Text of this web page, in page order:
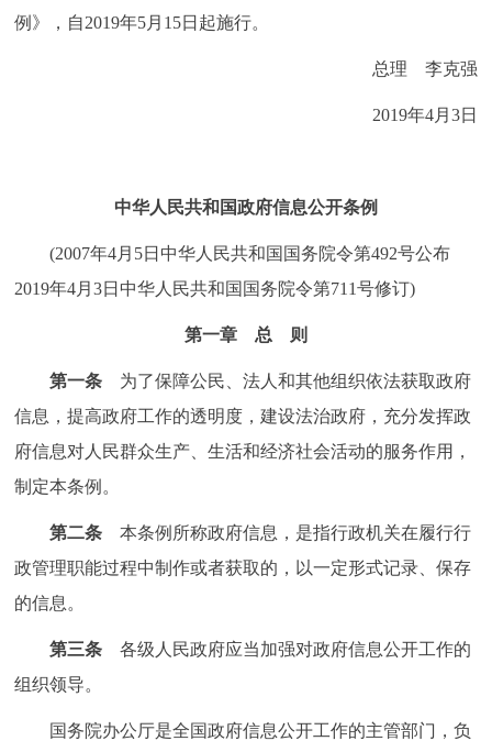
利企服务
12345网上接诉即办 我要咨询
参与调查 在线访谈 图说互动
北京概况 十六区概览 人文北京
绿色北京 图说北京 视频北京
ENGLISH 한국어 日本語
ESPAÑOL
例》，自2019年5月15日起施行。
总理 李克强
2019年4月3日
中华人民共和国政府信息公开条例
(2007年4月5日中华人民共和国国务院令第492号公布
2019年4月3日中华人民共和国国务院令第711号修订)
第一章 总 则
第一条 为了保障公民、法人和其他组织依法获取政府
信息，提高政府工作的透明度，建设法治政府，充分发挥政
府信息对人民群众生产、生活和经济社会活动的服务作用，
制定本条例。
第二条 本条例所称政府信息，是指行政机关在履行行
政管理职能过程中制作或者获取的，以一定形式记录、保存
的信息。
第三条 各级人民政府应当加强对政府信息公开工作的
组织领导。
国务院办公厅是全国政府信息公开工作的主管部门，负